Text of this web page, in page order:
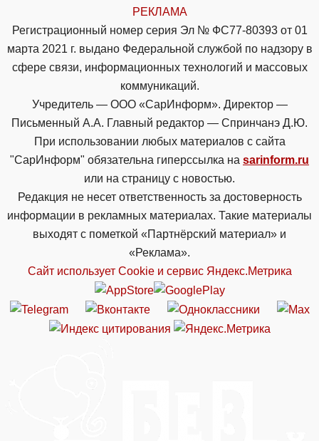
РЕКЛАМА
Регистрационный номер серия Эл № ФС77-80393 от 01
марта 2021 г. выдано Федеральной службой по надзору в
сфере связи, информационных технологий и массовых
коммуникаций.
Учредитель — ООО «СарИнформ». Директор —
Письменный А.А. Главный редактор — Спринчанэ Д.Ю.
При использовании любых материалов с сайта
"СарИнформ" обязательна гиперссылка на sarinform.ru
или на страницу с новостью.
Редакция не несет ответственность за достоверность
информации в рекламных материалах. Такие материалы
выходят с пометкой «Партнёрский материал» и
«Реклама».
Сайт использует Cookie и сервиc Яндекс.Метрика